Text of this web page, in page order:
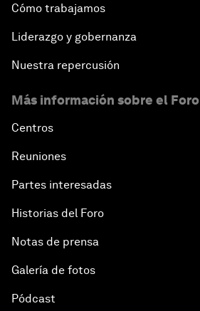
Cómo trabajamos
Liderazgo y gobernanza
Nuestra repercusión
Más información sobre el Foro
Centros
Reuniones
Partes interesadas
Historias del Foro
Notas de prensa
Galería de fotos
Pódcast